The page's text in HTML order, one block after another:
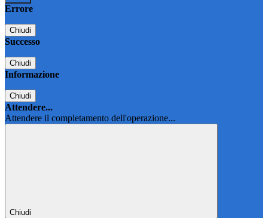
Errore
Chiudi
Successo
Chiudi
Informazione
Chiudi
Attendere...
Attendere il completamento dell'operazione...
Chiudi